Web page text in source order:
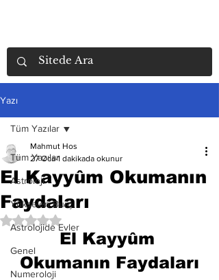
Yazı
Tüm Yazılar
Astroloji
Yükselen Burç
Astrolojide Evler
Genel
Numeroloji
Tüm Yazılar
El Kayyûm Okumanın
Faydaları
Mahmut Hos
27 Oca 1 dakikada okunur
5 üzerinden NaN yıldız
El Kayyûm
Okumanın Faydaları